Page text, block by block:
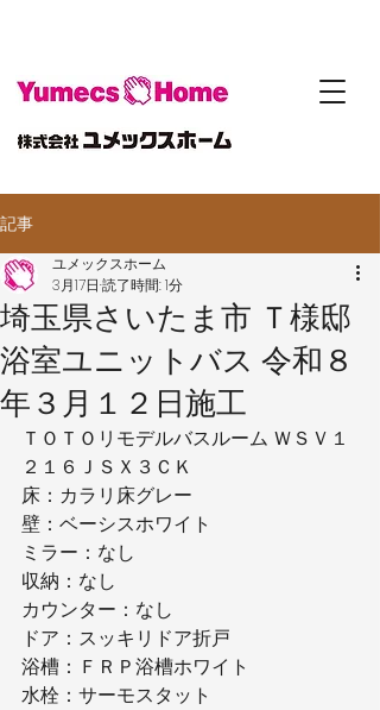
記事
埼玉県さいたま市 Ｔ様邸
浴室ユニットバス 令和８
年３月１２日施工
ユメックスホーム
3月17日 読了時間: 1分
ＴＯＴＯリモデルバスルーム ＷＳＶ１
２１６ＪＳＸ３ＣＫ
床：カラリ床グレー
壁：ベーシスホワイト
ミラー：なし
収納：なし
カウンター：なし
ドア：スッキリドア折戸
浴槽：ＦＲＰ浴槽ホワイト
水栓：サーモスタット